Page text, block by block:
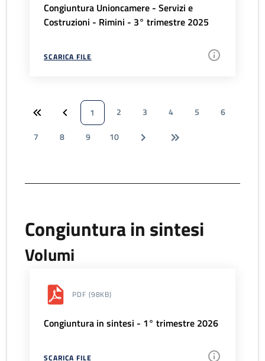
Congiuntura Unioncamere - Servizi e
Costruzioni - Rimini - 3° trimestre 2025
SCARICA FILE
1 2 3 4 5
6
7
8 9 10
Congiuntura in sintesi
Volumi
PDF (98KB)
Congiuntura in sintesi - 1° trimestre 2026
SCARICA FILE